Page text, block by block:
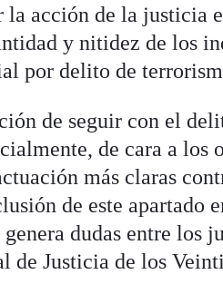
acción de la justicia
y nitidez de los
por delito de
de seguir con el
de cara a los
más claras
de este apartado
dudas entre los
de Justicia de los